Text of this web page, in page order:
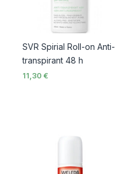
SVR Spirial Roll-on Anti-
transpirant 48 h
11,30€